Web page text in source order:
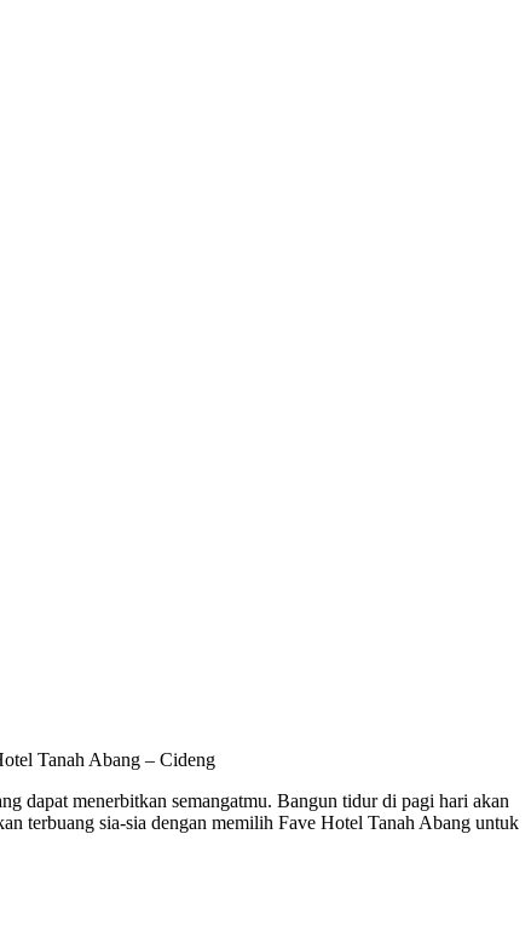
Tanah Abang – Cideng
dapat menerbitkan semangatmu. Bangun tidur di pagi hari akan
terbuang sia-sia dengan memilih Fave Hotel Tanah Abang untuk